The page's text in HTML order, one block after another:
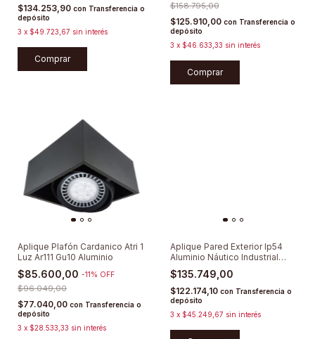
$134.253,90 con Transferencia o
depósito
3 x $49.723,67 sin interés
$158.795,00
$125.910,00 con Transferencia o
depósito
3 x $46.633,33 sin interés
Comprar
Aplique Plafón Cardanico Atri 1
Luz Ar111 Gu10 Aluminio
$85.600,00 -11% OFF
$96.049,00
$77.040,00 con Transferencia o
depósito
3 x $28.533,33 sin interés
Aplique Pared Exterior Ip54
Aluminio Náutico Industrial
Baño
$135.749,00
$122.174,10 con Transferencia o
depósito
3 x $45.249,67 sin interés